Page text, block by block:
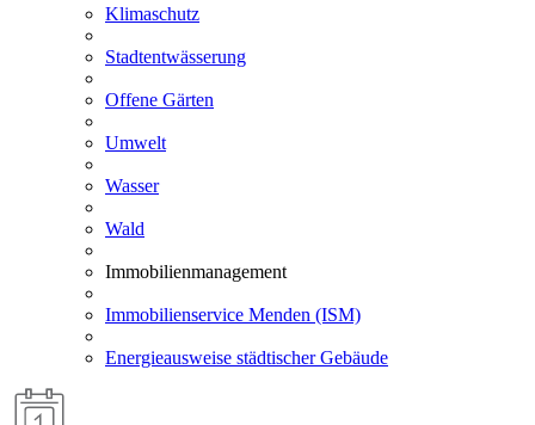
Klimaschutz
Stadtentwässerung
Offene Gärten
Umwelt
Wasser
Wald
Immobilienmanagement
Immobilienservice Menden (ISM)
Energieausweise städtischer Gebäude